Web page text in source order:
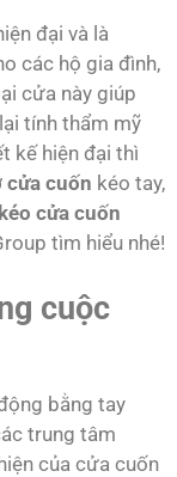
đại và là
các hộ gia đình,
cửa này giúp
tính thẩm mỹ
kế hiện đại thì
cửa cuốn kéo tay,
cửa cuốn
tìm hiểu nhé!
cuộc
bằng tay
trung tâm
của cửa cuốn